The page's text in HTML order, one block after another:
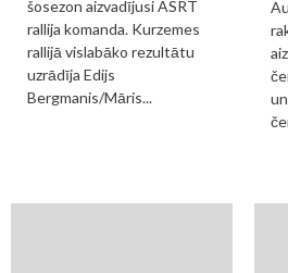
šosezon aizvadījusi ASRT
rallija komanda. Kurzemes
rallijā vislabāko rezultātu
uzrādīja Edijs
Bergmanis/Māris...